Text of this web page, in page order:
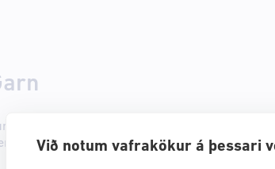
Við notum vafrakökur á þessari
upp á fjölbreytt úrval uppskrifta sem sækja
hönnun.